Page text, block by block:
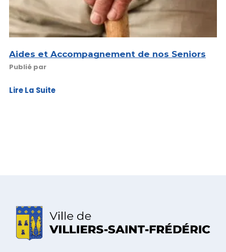
Aides et Accompagnement de nos Seniors
Publié par
Lire La Suite